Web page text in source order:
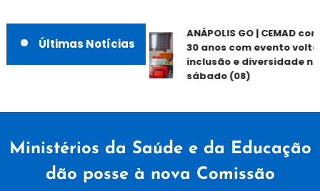
Últimas Notícias
ANÁPOLIS GO | CEMAD
30 anos com evento
inclusão e diversidade
sábado (08)
Ministérios da Saúde e da Educação
dão posse à nova Comissão